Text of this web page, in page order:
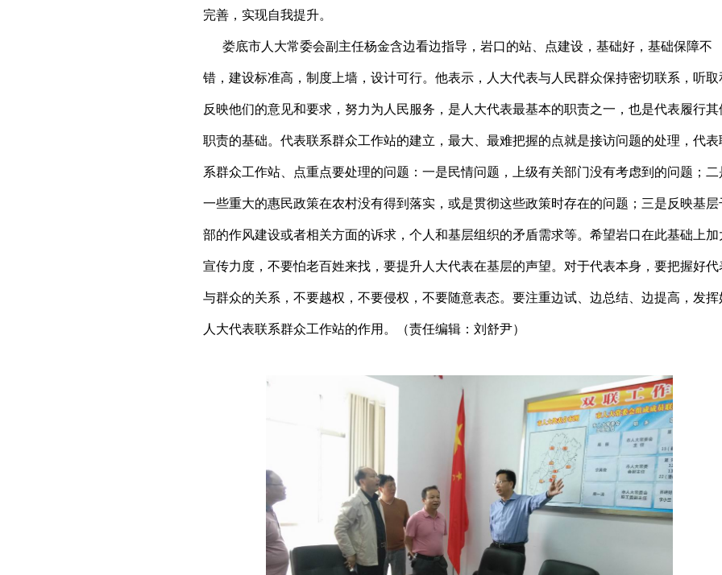
完善，实现自我提升。
娄底市人大常委会副主任杨金含边看边指导，岩口的站、点建设，基础好，基础保障不
错，建设标准高，制度上墙，设计可行。他表示，人大代表与人民群众保持密切联系，听取
反映他们的意见和要求，努力为人民服务，是人大代表最基本的职责之一，也是代表履行其
职责的基础。代表联系群众工作站的建立，最大、最难把握的点就是接访问题的处理，代表
系群众工作站、点重点要处理的问题：一是民情问题，上级有关部门没有考虑到的问题；二
一些重大的惠民政策在农村没有得到落实，或是贯彻这些政策时存在的问题；三是反映基层
部的作风建设或者相关方面的诉求，个人和基层组织的矛盾需求等。希望岩口在此基础上加
宣传力度，不要怕老百姓来找，要提升人大代表在基层的声望。对于代表本身，要把握好代
与群众的关系，不要越权，不要侵权，不要随意表态。要注重边试、边总结、边提高，发挥
人大代表联系群众工作站的作用。（责任编辑：刘舒尹）